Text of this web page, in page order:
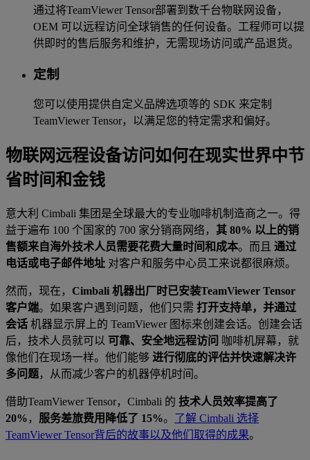
通过将TeamViewer Tensor部署到数千台物联网设备，
OEM 可以远程访问全球销售的任何设备。工程师可以提
供即时的售后服务和维护，无需现场访问或产品退货。
定制
您可以使用提供自定义品牌选项等的 SDK 来定制
TeamViewer Tensor，以满足您的特定需求和偏好。
物联网远程设备访问如何在现实世界中节
省时间和金钱
意大利 Cimbali 集团是全球最大的专业咖啡机制造商之一。得
益于遍布 100 个国家的 700 家分销商网络， 其 80% 以上的销
售额来自海外技术人员需要花费大量时间和成本。而且 通过
电话或电子邮件地址 对客户和服务中心员工来说都很麻烦。
然而，现在， Cimbali 机器出厂时已安装TeamViewer Tensor
客户端。如果客户遇到问题，他们只需 打开支持单，并通过
会话 机器显示屏上的 TeamViewer 图标来创建会话。创建会话
后，技术人员就可以 可靠、安全地远程访问 咖啡机屏幕，就
像他们在现场一样。他们能够 进行彻底的评估并快速解决许
多问题，从而减少客户的机器停机时间。
借助TeamViewer Tensor，Cimbali 的 技术人员效率提高了
20% ， 服务差旅费用降低了 15%。 了解 Cimbali 选择
TeamViewer Tensor背后的故事以及他们取得的成果。